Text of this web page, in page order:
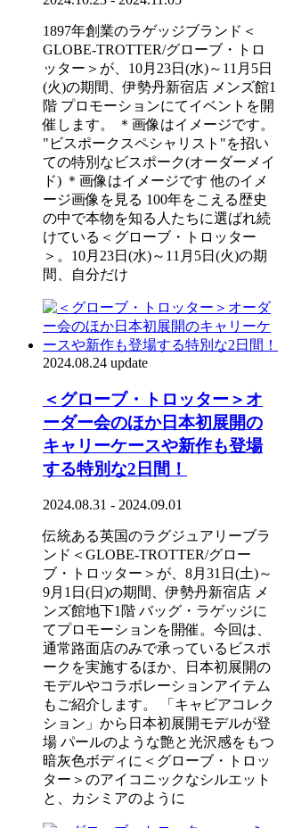
1897年創業のラゲッジブランド＜
GLOBE-TROTTER/グローブ・トロ
ッター＞が、10月23日(水)～11月5日
(火)の期間、伊勢丹新宿店 メンズ館1
階 プロモーションにてイベントを開
催します。 ＊画像はイメージです。
"ビスポークスペシャリスト"を招い
ての特別なビスポーク(オーダーメイ
ド) ＊画像はイメージです 他のイメ
ージ画像を見る 100年をこえる歴史
の中で本物を知る人たちに選ばれ続
けている＜グローブ・トロッター
＞。10月23日(水)～11月5日(火)の期
間、自分だけ
2024.08.24 update
＜グローブ・トロッター＞オ
ーダー会のほか日本初展開の
キャリーケースや新作も登場
する特別な2日間！
2024.08.31 - 2024.09.01
伝統ある英国のラグジュアリーブラ
ンド＜GLOBE-TROTTER/グロー
ブ・トロッター＞が、8月31日(土)～
9月1日(日)の期間、伊勢丹新宿店 メ
ンズ館地下1階 バッグ・ラゲッジに
てプロモーションを開催。今回は、
通常路面店のみで承っているビスポ
ークを実施するほか、日本初展開の
モデルやコラボレーションアイテム
もご紹介します。 「キャビアコレク
ション」から日本初展開モデルが登
場 パールのような艶と光沢感をもつ
暗灰色ボディに＜グローブ・トロッ
ター＞のアイコニックなシルエット
と、カシミアのように